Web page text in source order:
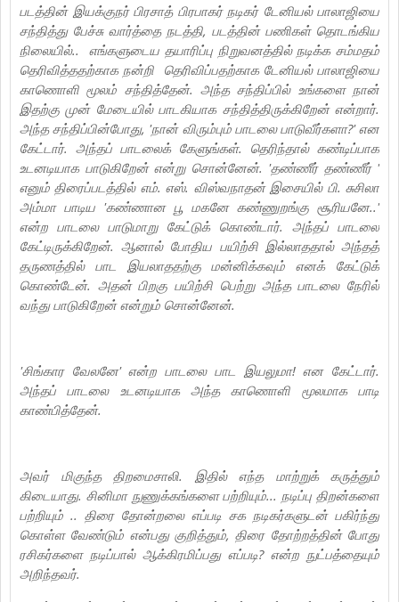
படத்தின் இயக்குநர் பிரசாத் பிரபாகர் நடிகர் டேனியல் பாலாஜியை
சந்தித்து பேச்சு வார்த்தை நடத்தி, படத்தின் பணிகள் தொடங்கிய
நிலையில்.. எங்களுடைய தயாரிப்பு நிறுவனத்தில் நடிக்க சம்மதம்
தெரிவித்ததற்காக நன்றி தெரிவிப்பதற்காக டேனியல் பாலாஜியை
காணொளி மூலம் சந்தித்தேன். அந்த சந்திப்பில் உங்களை நான்
இதற்கு முன் மேடையில் பாடகியாக சந்தித்திருக்கிறேன் என்றார்.
அந்த சந்திப்பின்போது, 'நான் விரும்பும் பாடலை பாடுவீர்களா?' என
கேட்டார். அந்தப் பாடலைக் கேளுங்கள். தெரிந்தால் கண்டிப்பாக
உடனடியாக பாடுகிறேன் என்று சொன்னேன். 'தண்ணீர் தண்ணீர் '
எனும் திரைப்படத்தில் எம். எஸ். விஸ்வநாதன் இசையில் பி. சுசிலா
அம்மா பாடிய 'கண்ணான பூ மகனே கண்ணுறங்கு சூரியனே..'
என்ற பாடலை பாடுமாறு கேட்டுக் கொண்டார். அந்தப் பாடலை
கேட்டிருக்கிறேன். ஆனால் போதிய பயிற்சி இல்லாததால் அந்தத்
தருணத்தில் பாட இயலாததற்கு மன்னிக்கவும் எனக் கேட்டுக்
கொண்டேன். அதன் பிறகு பயிற்சி பெற்று அந்த பாடலை நேரில்
வந்து பாடுகிறேன் என்றும் சொன்னேன்.
'சிங்கார வேலனே' என்ற பாடலை பாட இயலுமா! என கேட்டார்.
அந்தப் பாடலை உடனடியாக அந்த காணொளி மூலமாக பாடி
காண்பித்தேன்.
அவர் மிகுந்த திறமைசாலி. இதில் எந்த மாற்றுக் கருத்தும்
கிடையாது. சினிமா நுணுக்கங்களை பற்றியும்... நடிப்பு திறன்களை
பற்றியும் .. திரை தோன்றலை எப்படி சக நடிகர்களுடன் பகிர்ந்து
கொள்ள வேண்டும் என்பது குறித்தும், திரை தோற்றத்தின் போது
ரசிகர்களை நடிப்பால் ஆக்கிரமிப்பது எப்படி? என்ற நுட்பத்தையும்
அறிந்தவர்.